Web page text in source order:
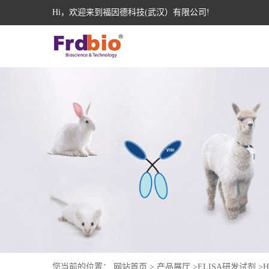
Hi，欢迎来到福因德科技(武汉）有限公司!
您当前的位置： 网站首页 > 产品展厅 >ELISA研发试剂 >